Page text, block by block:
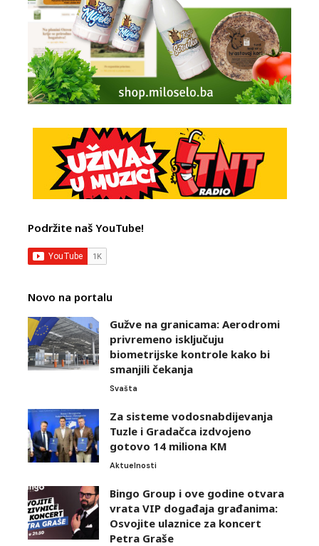
Podržite naš YouTube!
Novo na portalu
Gužve na granicama: Aerodromi
privremeno isključuju
biometrijske kontrole kako bi
smanjili čekanja
Svašta
Za sisteme vodosnabdijevanja
Tuzle i Gradačca izdvojeno
gotovo 14 miliona KM
Aktuelnosti
Bingo Group i ove godine otvara
vrata VIP događaja građanima:
Osvojite ulaznice za koncert
Petra Graše